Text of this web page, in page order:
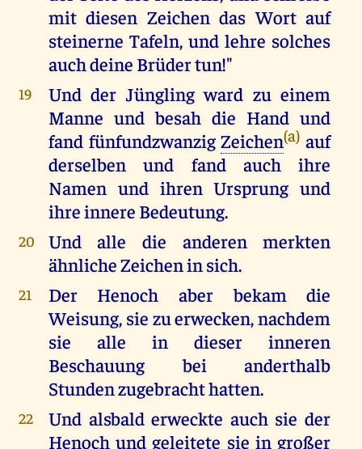
mit diesen Zeichen das Wort auf
steinerne Tafeln, und lehre solches
auch deine Brüder tun!"
19
Und der Jüngling ward zu einem
Manne und besah die Hand und
fand fünfundzwanzigZeichen(a) auf
derselben und fand auch ihre
Namen und ihren Ursprung und
ihre innere Bedeutung.
20
Und alle die anderen merkten
ähnliche Zeichen in sich.
21
Der Henoch aber bekam die
Weisung, sie zu erwecken, nachdem
sie alle in dieser inneren
Beschauung bei anderthalb
Stunden zugebracht hatten.
22
Und alsbald erweckte auch sie der
Henoch und geleitete sie in großer